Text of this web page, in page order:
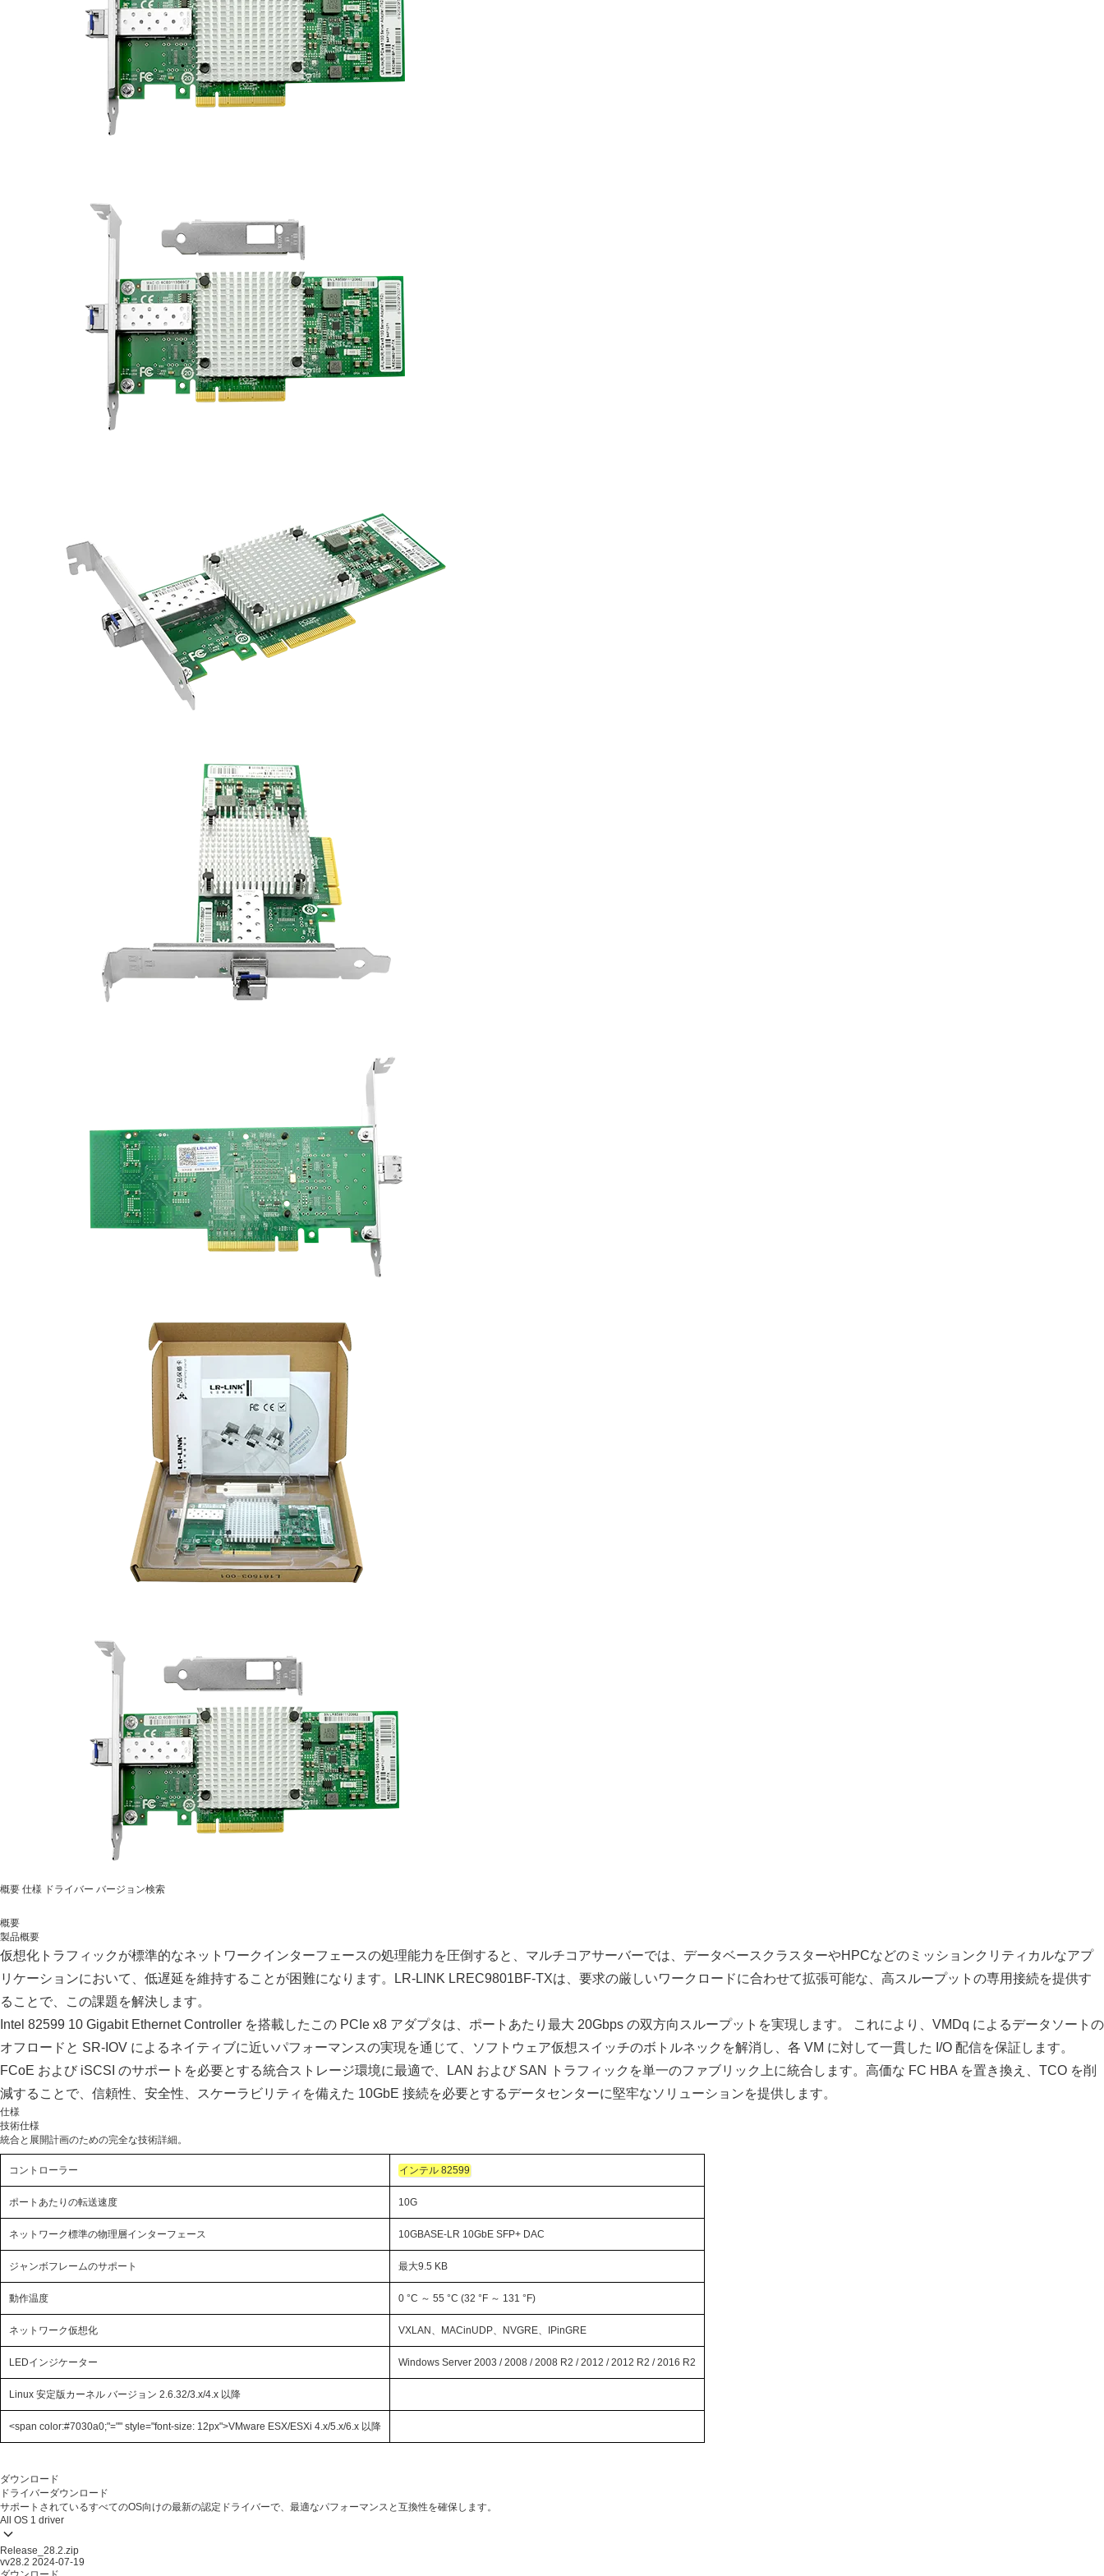
概要 仕様 ドライバー バージョン検索
概要
製品概要
仮想化トラフィックが標準的なネットワークインターフェースの処理能力を圧倒すると、マルチコアサーバーでは、データベースクラスターやHPCなどのミッションクリティカルなアプ
リケーションにおいて、低遅延を維持することが困難になります。LR-LINK LREC9801BF-TXは、要求の厳しいワークロードに合わせて拡張可能な、高スループットの専用接続を提供す
ることで、この課題を解決します。
Intel 82599 10 Gigabit Ethernet Controller を搭載したこの PCIe x8 アダプタは、ポートあたり最大 20Gbps の双方向スループットを実現します。 これにより、VMDq によるデータソートの
オフロードと SR-IOV によるネイティブに近いパフォーマンスの実現を通じて、ソフトウェア仮想スイッチのボトルネックを解消し、各 VM に対して一貫した I/O 配信を保証します。
FCoE および iSCSI のサポートを必要とする統合ストレージ環境に最適で、LAN および SAN トラフィックを単一のファブリック上に統合します。高価な FC HBA を置き換え、TCO を削
減することで、信頼性、安全性、スケーラビリティを備えた 10GbE 接続を必要とするデータセンターに堅牢なソリューションを提供します。
仕様
技術仕様
統合と展開計画のための完全な技術詳細。
コントローラー インテル 82599
ポートあたりの転送速度 10G
ネットワーク標準の物理層インターフェース 10GBASE-LR 10GbE SFP+ DAC
ジャンボフレームのサポート 最大9.5 KB
動作温度 0 °C ～ 55 °C (32 °F ～ 131 °F)
ネットワーク仮想化 VXLAN、MACinUDP、NVGRE、IPinGRE
LEDインジケーター Windows Server 2003 / 2008 / 2008 R2 / 2012 / 2012 R2 / 2016 R2
Linux 安定版カーネル バージョン 2.6.32/3.x/4.x 以降
<span color:#7030a0;"="" style="font-size: 12px">VMware ESX/ESXi 4.x/5.x/6.x 以降
ダウンロード
ドライバーダウンロード
サポートされているすべてのOS向けの最新の認定ドライバーで、最適なパフォーマンスと互換性を確保します。
All OS 1 driver
Release_28.2.zip
vv28.2 2024-07-19